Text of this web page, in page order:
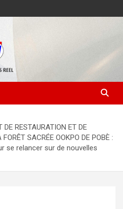
RESTAURATION ET DE
SACRÉE OOKPO DE POBÈ :
se relancer sur de nouvelles